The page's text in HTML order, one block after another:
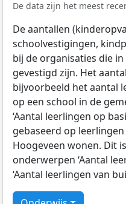
De data zijn het meest
De aantallen
schoolvestigingen,
bij de organisaties die
gevestigd zijn. Het
bijvoorbeeld het aantal
op een school in de
‘Aantal leerlingen op
gebaseerd op
Hoogeveen wonen. Dit
onderwerpen ‘Aantal
‘Aantal leerlingen van